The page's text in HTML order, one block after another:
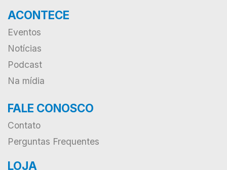
ACONTECE
Eventos
Notícias
Podcast
Na mídia
FALE CONOSCO
Contato
Perguntas Frequentes
LOJA